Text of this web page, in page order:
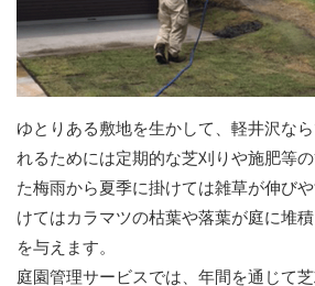
ゆとりある敷地を生かして、軽井沢な
れるためには定期的な芝刈りや施肥等
た梅雨から夏季に掛けては雑草が伸び
けてはカラマツの枯葉や落葉が庭に堆
を与えます。
庭園管理サービスでは、年間を通じて